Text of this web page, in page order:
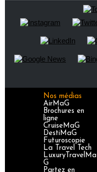
Nos médias
AirMaG
Brochures en
ligne
CruiseMaG
DestiMaG
Futuroscopie
La Travel Tech
LuxuryTravelMa
G
Partez en